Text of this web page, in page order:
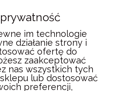
POMOC
KONTO
I DOSTAWA
im technologie
działanie strony i
ofertę do
zaakceptować
nas wszystkich tych
lub dostosować
preferencji,